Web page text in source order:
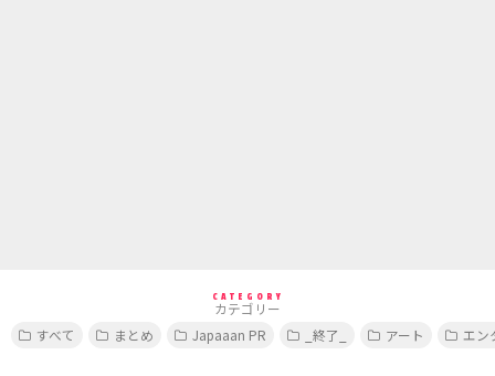
CATEGORY
カテゴリー
すべて
まとめ Japaaan PR _終了_ アート エン